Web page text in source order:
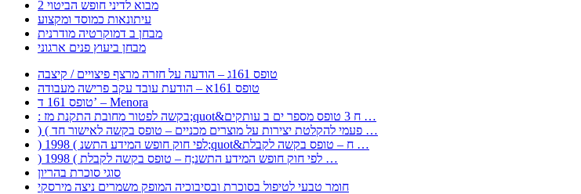
מבוא לדיני חופש הביטוי 2
עיתונאות כמוסד ומקצוע
מבחן ב דמוקרטיה מודרנית
מבחן ביעוץ פנים ארגוני
טופס 161ג – הודעה על חזרה מרצף פיצויים / קיצבה
טופס 161א – הודעת עובד עקב פרישה מעבודה
טופס 161 ד’ – Menora
: בקשה לפטור מחובת התקנת מז;quot&ח 3 טופס מספר ים ב עותקים …
) ( פעמי להקלטת יצירות על מוצרים מכניים – טופס בקשה לאישור חד …
) 1998 ( לפי חוק חופש המידע התשנ;quot&ח – טופס בקשה לקבלת …
) 1998 ( לפי חוק חופש המידע התשנ;ח – טופס בקשה לקבלת …
סוגי סוכרת בהריון
חומר טבעי לטיפול בסוכרת ובסיבוכיה המופק משמרים ניצה מירסקי